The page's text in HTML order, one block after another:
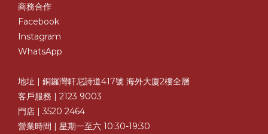
商務合作
Facebook
Instagram
WhatsApp
地址 | 銅鑼灣軒尼詩道417號 海外大廈2樓全層
客戶服務 | 2123 9003
門店 | 3520 2464
營業時間 | 星期一至六 10:30-19:30